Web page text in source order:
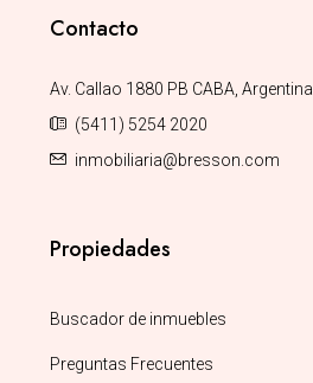
Contacto
Av. Callao 1880 PB CABA, Argentina.
(5411) 5254 2020
inmobiliaria@bresson.com
Propiedades
Buscador de inmuebles
Preguntas Frecuentes